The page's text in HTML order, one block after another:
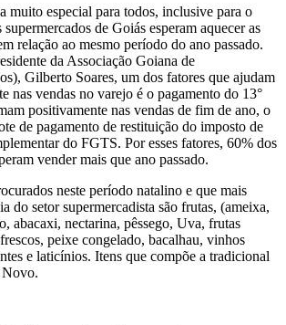
muito especial para todos, inclusive para o
de Goiás esperam aquecer as
relação ao mesmo período do ano passado.
da Associação Goiana de
Gilberto Soares, um dos fatores que ajudam
nas vendas no varejo é o pagamento do 13°
positivamente nas vendas de fim de ano, o
de pagamento de restituição do imposto de
do FGTS. Por esses fatores, 60% dos
vender mais que ano passado.
neste período natalino e que mais
do setor supermercadista são frutas, (ameixa,
abacaxi, nectarina, pêssego, Uva, frutas
peixe congelado, bacalhau, vinhos
e laticínios. Itens que compõe a tradicional
Novo.